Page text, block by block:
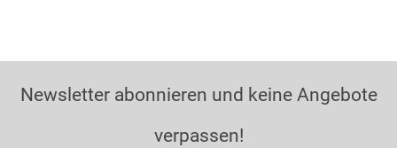
Newsletter abonnieren und keine Angebote
verpassen!